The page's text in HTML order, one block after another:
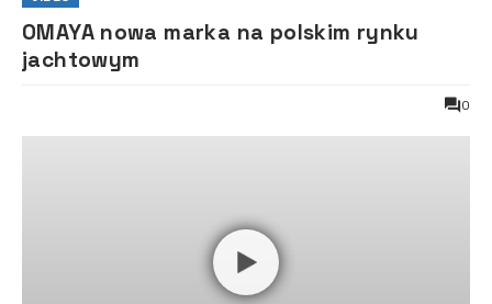
OMAYA nowa marka na polskim rynku
jachtowym
0